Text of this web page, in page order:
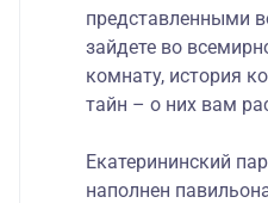
представленными
зайдете во
комнату, история
тайн – о них вам
Екатерининский
наполнен